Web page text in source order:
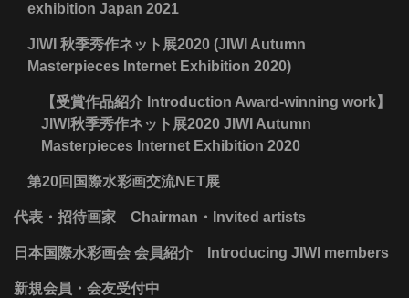
exhibition Japan 2021
JIWI 秋季秀作ネット展2020 (JIWI Autumn
Masterpieces Internet Exhibition 2020)
【受賞作品紹介 Introduction Award-winning work】
JIWI秋季秀作ネット展2020 JIWI Autumn
Masterpieces Internet Exhibition 2020
第20回国際水彩画交流NET展
代表・招待画家 Chairman・Invited artists
日本国際水彩画会 会員紹介 Introducing JIWI members
新規会員・会友受付中